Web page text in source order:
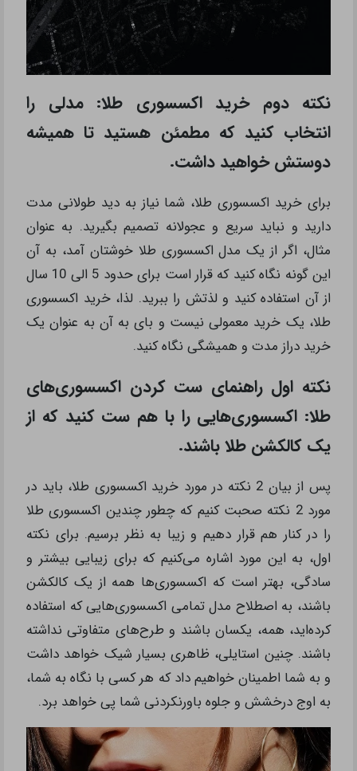
نکته دوم خرید اکسسوری طلا: مدلی را
انتخاب کنید که مطمئن هستید تا همیشه
دوستش خواهید داشت.
برای خرید اکسسوری طلا، شما نیاز به دید طولانی مدت
دارید و نباید سریع و عجولانه تصمیم بگیرید. به عنوان
مثال، اگر از یک مدل اکسسوری طلا خوشتان آمد، به آن
این گونه نگاه کنید که قرار است برای حدود 5 الی 10 سال
از آن استفاده کنید و لذتش را ببرید. لذا، خرید اکسسوری
طلا، یک خرید معمولی نیست و بای به آن به عنوان یک
خرید دراز مدت و همیشگی نگاه کنید.
نکته اول راهنمای ست کردن اکسسوری‌های
طلا: اکسسوری‌هایی را با هم ست کنید که از
یک کالکشن طلا باشند.
پس از بیان 2 نکته در مورد خرید اکسسوری طلا، باید در
مورد 2 نکته صحبت کنیم که چطور چندین اکسسوری طلا
را در کنار هم قرار دهیم و زیبا به نظر برسیم. برای نکته
اول، به این مورد اشاره می‌کنیم که برای زیبایی بیشتر و
سادگی، بهتر است که اکسسوری‌ها همه از یک کالکشن
باشند، به اصطلاح مدل تمامی اکسسوری‌هایی که استفاده
کرده‌اید، همه، یکسان باشند و طرح‌های متفاوتی نداشته
باشند. چنین استایلی، ظاهری بسیار شیک خواهد داشت
و به شما اطمینان خواهیم داد که هر کسی با نگاه به شما،
به اوج درخشش و جلوه باورنکردنی شما پی خواهد برد.